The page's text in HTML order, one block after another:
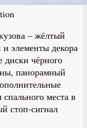
– жёлтый
элементы декора
диски чёрного
панорамный
места в
стоп-сигнал